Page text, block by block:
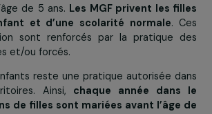
Unies pour l’enfance). Parmi elles,
en Egypte, en Ethiopie et en
44 millions de filles âgées de 14
les 30 pays où le nombre de
la plupart des victimes ont subi
l’âge de 5 ans.Les MGF privent les
et d’une scolarité normale